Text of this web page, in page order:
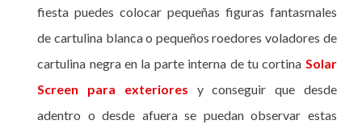
fiesta puedes colocar pequeñas figuras fantasmales
de cartulina blanca o pequeños roedores voladores de
cartulina negra en la parte interna de tu cortina Solar
Screen para exteriores y conseguir que desde
adentro o desde afuera se puedan observar estas